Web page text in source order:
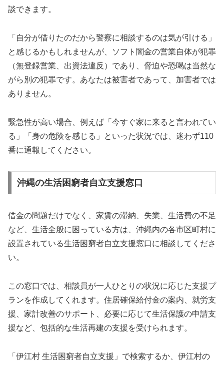
談できます。
「自分が借りたのだから警察に相談するのは気が引ける」
と感じるかもしれませんが、ソフト闇金の営業自体が犯罪
（無登録営業、出資法違反）であり、脅迫や恐喝は当然な
がら別の犯罪です。あなたは被害者であって、加害者では
ありません。
緊急性が高い場合、例えば「今すぐ家に来ると言われてい
る」「身の危険を感じる」といった状況では、迷わず110
番に通報してください。
沖縄の生活困窮者自立支援窓口
借金の問題だけでなく、家賃の滞納、失業、生活費の不足
など、生活全般に困っている方は、沖縄内の各市区町村に
設置されている生活困窮者自立支援窓口に相談してくださ
い。
この窓口では、相談員が一人ひとりの状況に応じた支援プ
ランを作成してくれます。住居確保給付金の案内、就労支
援、家計改善のサポート、必要に応じて生活保護の申請支
援など、包括的な生活再建の支援を受けられます。
「伊江村 生活困窮者自立支援」で検索するか、伊江村の